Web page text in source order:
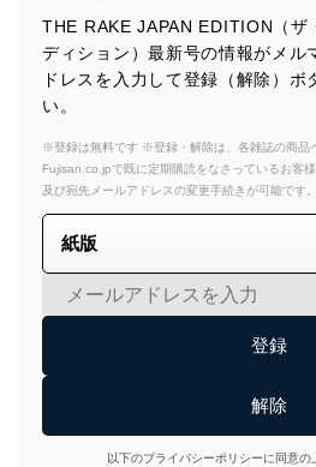
THE RAKE JAPAN EDITION（ザ
ディション）最新号の情報がメル
ドレスを入力して登録（解除）ボ
い。
※登録は無料です ※登録・解除は、各雑誌の商品
Fujisan.co.jpで既に定期購読をなさっているお客
及び宛先メールアドレスの変更手続きが可能です。
以下のプライバシーポリシーに同意の